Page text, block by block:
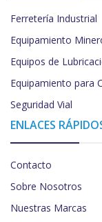
Ferretería Industrial
Equipamiento
Equipos de
Equipamiento para
Seguridad Vial
ENLACES
Contacto
Sobre Nosotros
Nuestras Marcas